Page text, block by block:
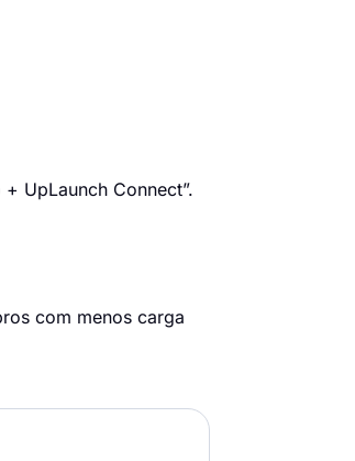
UpLaunch Connect”.
com menos carga